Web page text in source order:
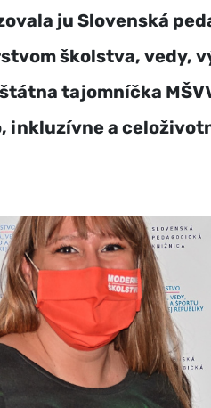
ju Slovenská
školstva, vedy,
tajomníčka
inkluzívne a